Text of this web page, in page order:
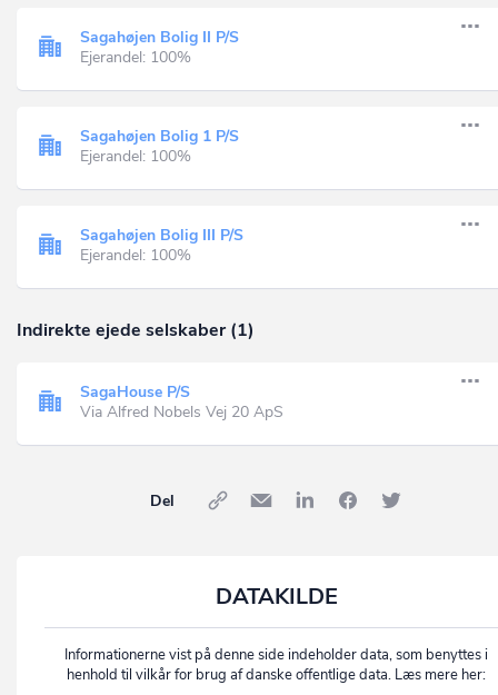
Sagahøjen Bolig II P/S
Ejerandel: 100%
Sagahøjen Bolig 1 P/S
Ejerandel: 100%
Sagahøjen Bolig III P/S
Ejerandel: 100%
Indirekte ejede selskaber (1)
SagaHouse P/S
Via Alfred Nobels Vej 20 ApS
Del
DATAKILDE
Informationerne vist på denne side indeholder data, som benyttes i
henhold til vilkår for brug af danske offentlige data. Læs mere her: